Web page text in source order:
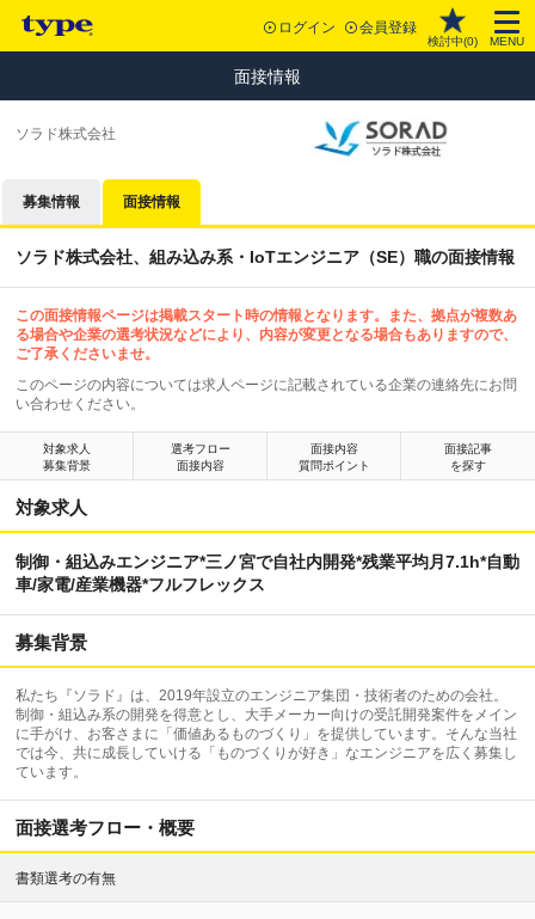
ログイン 会員登録
検討中(0) MENU
面接情報
ソラド株式会社
募集情報 面接情報
ソラド株式会社、組み込み系・IoTエンジニア（SE）職の面接情報
この面接情報ページは掲載スタート時の情報となります。また、拠点が複数あ
る場合や企業の選考状況などにより、内容が変更となる場合もありますので、
ご了承くださいませ。
このページの内容については求人ページに記載されている企業の連絡先にお問
い合わせください。
対象求人
募集背景
選考フロー
面接内容
面接内容
質問ポイント
面接記事
を探す
対象求人
制御・組込みエンジニア*三ノ宮で自社内開発*残業平均月7.1h*自動
車/家電/産業機器*フルフレックス
募集背景
私たち『ソラド』は、2019年設立のエンジニア集団・技術者のための会社。
制御・組込み系の開発を得意とし、大手メーカー向けの受託開発案件をメイン
に手がけ、お客さまに「価値あるものづくり」を提供しています。そんな当社
では今、共に成長していける「ものづくりが好き」なエンジニアを広く募集し
ています。
面接選考フロー・概要
書類選考の有無